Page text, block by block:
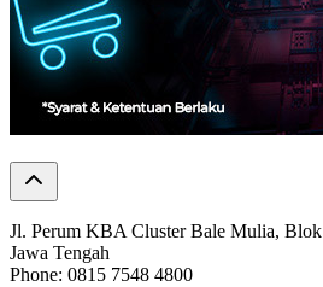
Jl. Perum KBA Cluster Bale Mulia, Blok
Jawa Tengah
Phone: 0815 7548 4800